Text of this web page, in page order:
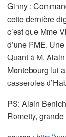
Ginny :
cette dernière
c’est que Mme
d’une PME.
Quant à M.
Montebourg lui
casseroles
PS: Alain
Rometty,